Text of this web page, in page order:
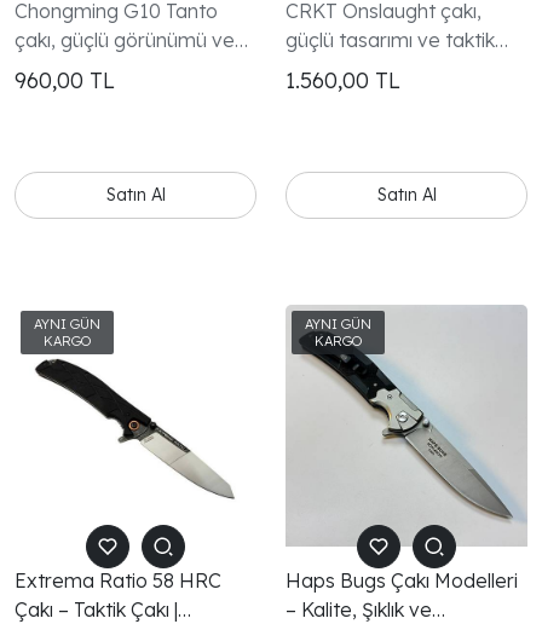
EDC Çakı
Chongming G10 Tanto
çakı, güçlü görünümü ve
sağlam yapısıyla taktik
tasarım sevenler için
960,00 TL
Satın Al
CRKT Onslaught çakı,
güçlü tasarımı ve taktik
karakteri ile dikkat çeken
modern bir katlanır bıçak
1.560,00 TL
Satın Al
Extrema Ratio 58 HRC
Çakı – Taktik Çakı |
Haps Bugs Çakı Modelleri
– Kalite, Şıklık ve